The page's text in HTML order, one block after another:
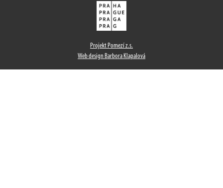
Projekt Pomezí z.s.
Web design Barbora Klapalová